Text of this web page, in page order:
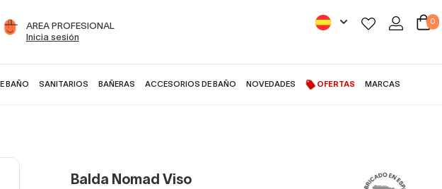
AREA PROFESIONAL
Inicia sesión
0
BAÑO SANITARIOS BAÑERAS ACCESORIOS DE BAÑO NOVEDADES OFERTAS MARCAS
Balda Nomad Viso